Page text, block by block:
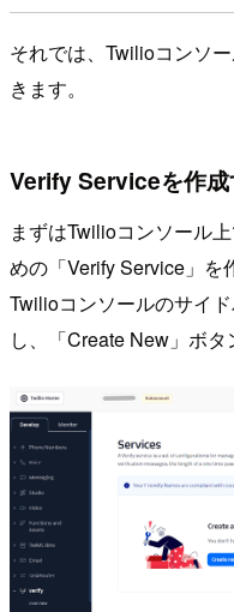
それでは、Twilioコンソ
きます。
Verify Serviceを作成
まずはTwilioコンソール
めの「Verify Service」を
Twilioコンソールのサイ
し、「Create New」ボタ